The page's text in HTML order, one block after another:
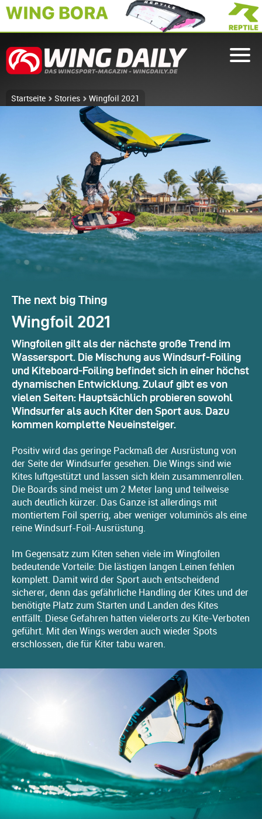
Startseite Stories Wingfoil 2021
The next big Thing
Wingfoil 2021
Wingfoilen gilt als der nächste große Trend im
Wassersport. Die Mischung aus Windsurf-Foiling
und Kiteboard-Foiling befindet sich in einer höchst
dynamischen Entwicklung. Zulauf gibt es von
vielen Seiten: Hauptsächlich probieren sowohl
Windsurfer als auch Kiter den Sport aus. Dazu
kommen komplette Neueinsteiger.
Positiv wird das geringe Packmaß der Ausrüstung von
der Seite der Windsurfer gesehen. Die Wings sind wie
Kites luftgestützt und lassen sich klein zusammenrollen.
Die Boards sind meist um 2 Meter lang und teilweise
auch deutlich kürzer. Das Ganze ist allerdings mit
montiertem Foil sperrig, aber weniger voluminös als eine
reine Windsurf-Foil-Ausrüstung.
Im Gegensatz zum Kiten sehen viele im Wingfoilen
bedeutende Vorteile: Die lästigen langen Leinen fehlen
komplett. Damit wird der Sport auch entscheidend
sicherer, denn das gefährliche Handling der Kites und der
benötigte Platz zum Starten und Landen des Kites
entfällt. Diese Gefahren hatten vielerorts zu Kite-Verboten
geführt. Mit den Wings werden auch wieder Spots
erschlossen, die für Kiter tabu waren.